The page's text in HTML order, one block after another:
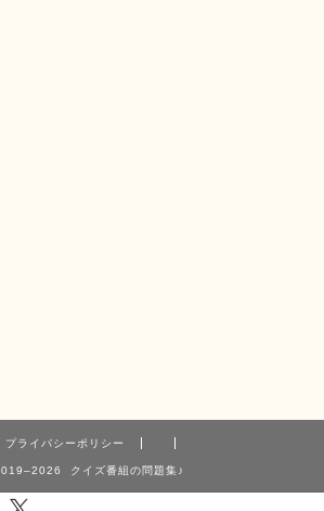
プライバシーポリシー
クイズ番組の問題集♪